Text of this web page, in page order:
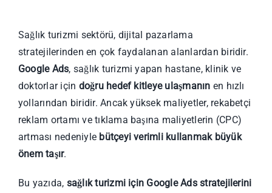
Sağlık turizmi sektörü, dijital pazarlama
stratejilerinden en çok faydalanan alanlardan biridir.
Google Ads, sağlık turizmi yapan hastane, klinik ve
doktorlar için doğru hedef kitleye ulaşmanın en hızlı
yollarından biridir. Ancak yüksek maliyetler, rekabetçi
reklam ortamı ve tıklama başına maliyetlerin (CPC)
artması nedeniyle bütçeyi verimli kullanmak büyük
önem taşır.
Bu yazıda, sağlık turizmi için Google Ads stratejilerini